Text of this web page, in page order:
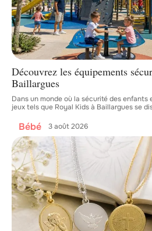
Découvrez les équipements
Baillargues
Dans un monde où la sécurité des enfants
jeux tels que Royal Kids à Baillargues se
Bébé 3 août 2026